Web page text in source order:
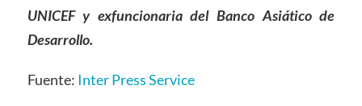
UNICEF y exfuncionaria del Banco Asiático de
Desarrollo.
Fuente: Inter Press Service